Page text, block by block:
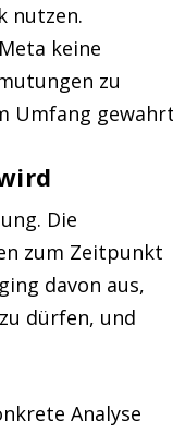
nutzen.
keine
zu
Umfang
Die
zum Zeitpunkt
davon aus,
dürfen, und
Analyse